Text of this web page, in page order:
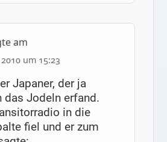
am
um 15:23
Japaner, der ja
das Jodeln erfand.
in die
fiel und er zum